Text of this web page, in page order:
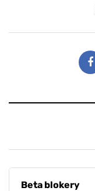
Beta blokery